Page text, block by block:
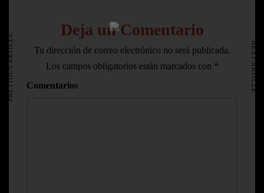
AVISO LEGAL
Deja un Comentario
Tu dirección de correo electrónico no será publicada.
Los campos obligatorios están marcados con *
Comentarios
PREVIOUS ARTICLE NEXT ARTICLE